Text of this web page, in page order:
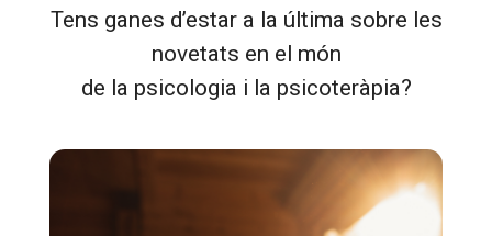
Tens ganes d’estar a la última sobre les
novetats en el món
de la psicologia i la psicoteràpia?